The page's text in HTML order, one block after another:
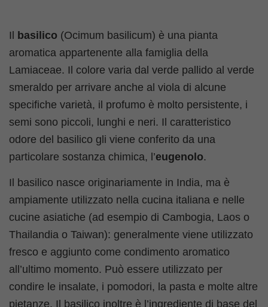
Il basilico (Ocimum basilicum) è una pianta
aromatica appartenente alla famiglia della
Lamiaceae. Il colore varia dal verde pallido al verde
smeraldo per arrivare anche al viola di alcune
specifiche varietà, il profumo è molto persistente, i
semi sono piccoli, lunghi e neri. Il caratteristico
odore del basilico gli viene conferito da una
particolare sostanza chimica, l’eugenolo.
Il basilico nasce originariamente in India, ma è
ampiamente utilizzato nella cucina italiana e nelle
cucine asiatiche (ad esempio di Cambogia, Laos o
Thailandia o Taiwan): generalmente viene utilizzato
fresco e aggiunto come condimento aromatico
all’ultimo momento. Può essere utilizzato per
condire le insalate, i pomodori, la pasta e molte altre
pietanze. Il basilico inoltre è l’ingrediente di base del